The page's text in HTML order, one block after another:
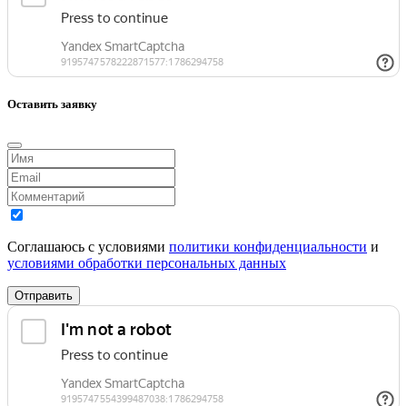
Оставить заявку
Соглашаюсь с условиями политики конфиденциальности и
условиями обработки персональных данных
Отправить